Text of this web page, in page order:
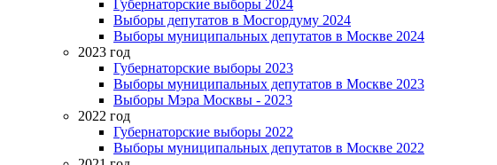
Губернаторские выборы 2024
Выборы депутатов в Мосгордуму 2024
Выборы муниципальных депутатов в Москве 2024
2023 год
Губернаторские выборы 2023
Выборы муниципальных депутатов в Москве 2023
Выборы Мэра Москвы - 2023
2022 год
Губернаторские выборы 2022
Выборы муниципальных депутатов в Москве 2022